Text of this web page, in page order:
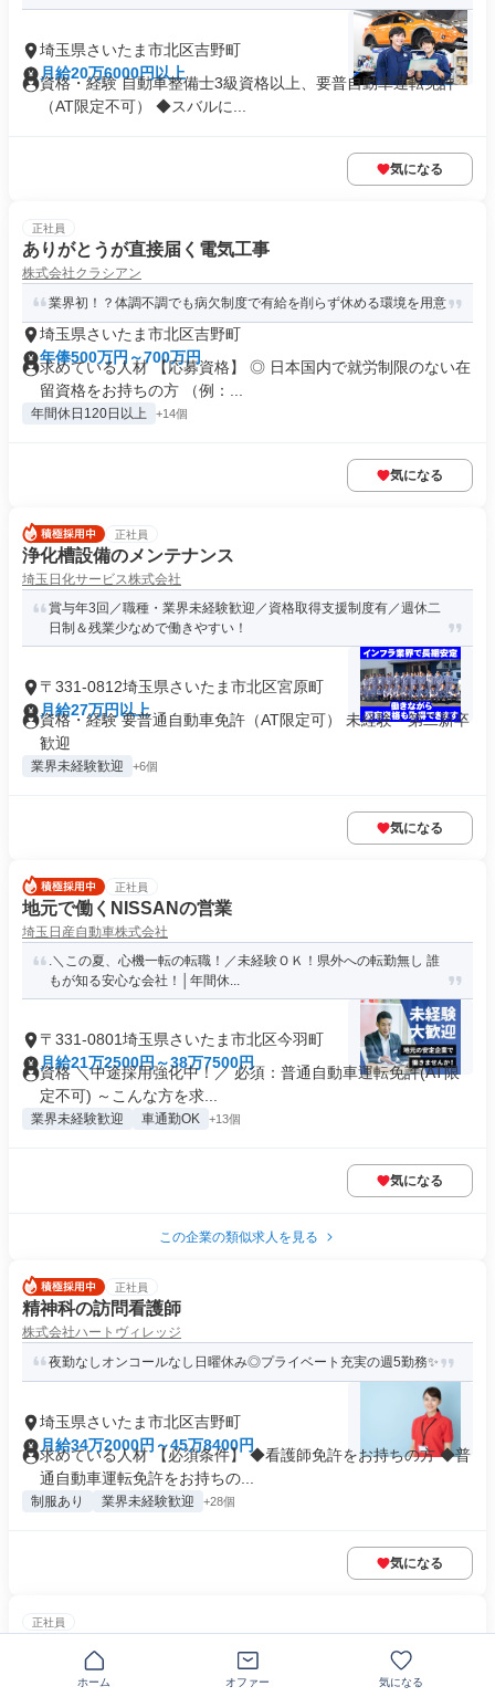
埼玉県さいたま市北区吉野町
月給20万6000円以上
資格・経験 自動車整備士3級資格以上、要普自動車運転免許
（AT限定不可） ◆スバルに...
気になる
正社員
ありがとうが直接届く電気工事
株式会社クラシアン
業界初！？体調不調でも病欠制度で有給を削らず休める環境を用意
埼玉県さいたま市北区吉野町
年俸500万円～700万円
求めている人材 【応募資格】 ◎ 日本国内で就労制限のない在
留資格をお持ちの方 （例：...
年間休日120日以上 +14個
気になる
正社員
浄化槽設備のメンテナンス
埼玉日化サービス株式会社
賞与年3回／職種・業界未経験歓迎／資格取得支援制度有／週休二
日制＆残業少なめで働きやすい！
〒331-0812埼玉県さいたま市北区宮原町
月給27万円以上
資格・経験 要普通自動車免許（AT限定可） 未経験・第二新卒
歓迎
業界未経験歓迎 +6個
気になる
正社員
地元で働くNISSANの営業
埼玉日産自動車株式会社
.＼この夏、心機一転の転職！／未経験ＯＫ！県外への転勤無し 誰
もが知る安心な会社！│年間休...
〒331-0801埼玉県さいたま市北区今羽町
月給21万2500円～38万7500円
資格 ＼中途採用強化中！／ 必須：普通自動車運転免許(AT限
定不可) ～こんな方を求...
業界未経験歓迎 車通勤OK +13個
気になる
この企業の類似求人を見る
正社員
精神科の訪問看護師
株式会社ハートヴィレッジ
夜勤なしオンコールなし日曜休み◎プライベート充実の週5勤務✨
埼玉県さいたま市北区吉野町
月給34万2000円～45万8400円
求めている人材 【必須条件】 ◆看護師免許をお持ちの方 ◆普
通自動車運転免許をお持ちの...
制服あり 業界未経験歓迎 +28個
気になる
正社員
社会福祉法人悦生会
ホーム オファー 気になる